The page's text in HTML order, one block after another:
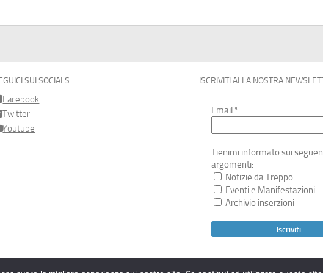
SUI SOCIALS
Facebook
Twitter
Youtube
ISCRIVITI ALLA NOSTRA
Email *
Tienimi informato sui
argomenti:
Notizie da Treppo
Eventi e Manifestazioni
Archivio inserzioni